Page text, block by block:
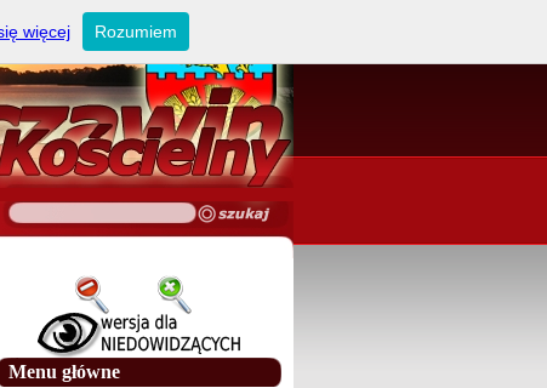
Menu główne
więcej Rozumiem